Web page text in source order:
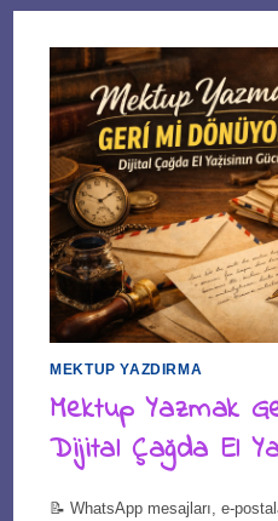
MEKTUP YAZDIRMA
Mektup Yazmak
Dijital Çağda El
📝 WhatsApp mesajları, e-